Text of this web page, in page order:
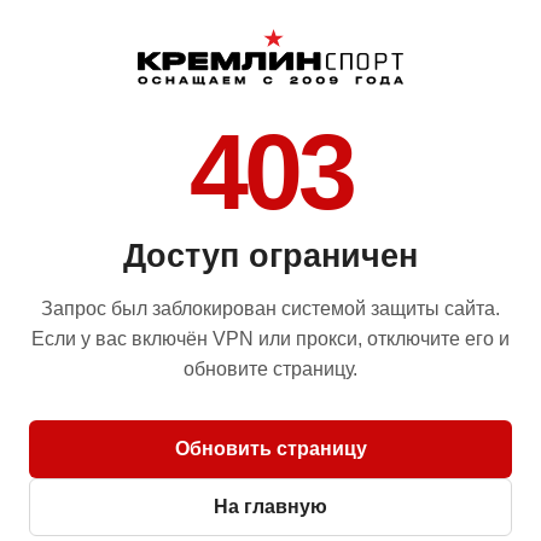
403
Доступ ограничен
Запрос был заблокирован системой защиты сайта.
Если у вас включён VPN или прокси, отключите его и
обновите страницу.
Обновить страницу
На главную